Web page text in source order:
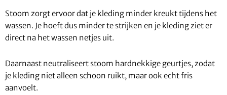
Stoom zorgt ervoor dat je kleding minder kreukt tijdens het
wassen. Je hoeft dus minder te strijken en je kleding ziet er
direct na het wassen netjes uit.
Daarnaast neutraliseert stoom hardnekkige geurtjes, zodat
je kleding niet alleen schoon ruikt, maar ook echt fris
aanvoelt.